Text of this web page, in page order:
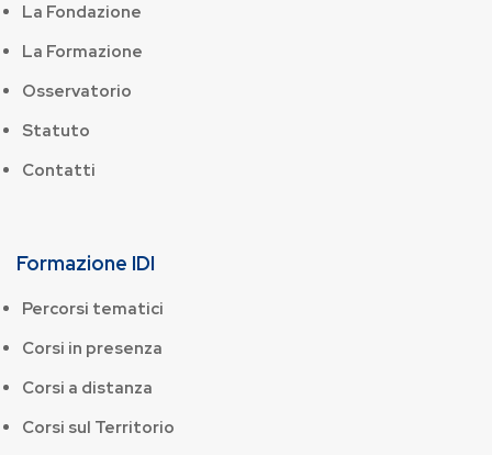
La Fondazione
La Formazione
Osservatorio
Statuto
Contatti
Formazione IDI
Percorsi tematici
Corsi in presenza
Corsi a distanza
Corsi sul Territorio